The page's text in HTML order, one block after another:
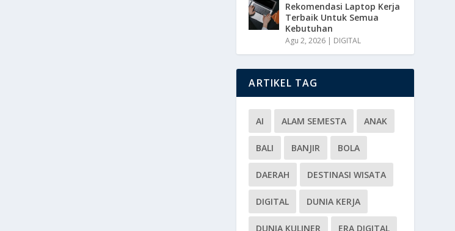
Rekomendasi Laptop Kerja
Terbaik Untuk Semua
Kebutuhan
Agu 2, 2026 | DIGITAL
ARTIKEL TAG
AI ALAM SEMESTA ANAK
BALI BANJIR BOLA
DAERAH DESTINASI WISATA
DIGITAL DUNIA KERJA
DUNIA KULINER ERA DIGITAL